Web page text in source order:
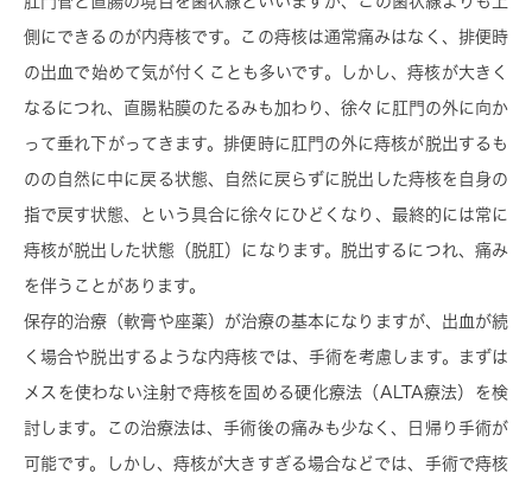
側にできるのが内痔核です。この痔核は通常痛みはなく、排便時
の出血で始めて気が付くことも多いです。しかし、痔核が大きく
なるにつれ、直腸粘膜のたるみも加わり、徐々に肛門の外に向か
って垂れ下がってきます。排便時に肛門の外に痔核が脱出するも
のの自然に中に戻る状態、自然に戻らずに脱出した痔核を自身の
指で戻す状態、という具合に徐々にひどくなり、最終的には常に
痔核が脱出した状態（脱肛）になります。脱出するにつれ、痛み
を伴うことがあります。
保存的治療（軟膏や座薬）が治療の基本になりますが、出血が続
く場合や脱出するような内痔核では、手術を考慮します。まずは
メスを使わない注射で痔核を固める硬化療法（ALTA療法）を検
討します。この治療法は、手術後の痛みも少なく、日帰り手術が
可能です。しかし、痔核が大きすぎる場合などでは、手術で痔核